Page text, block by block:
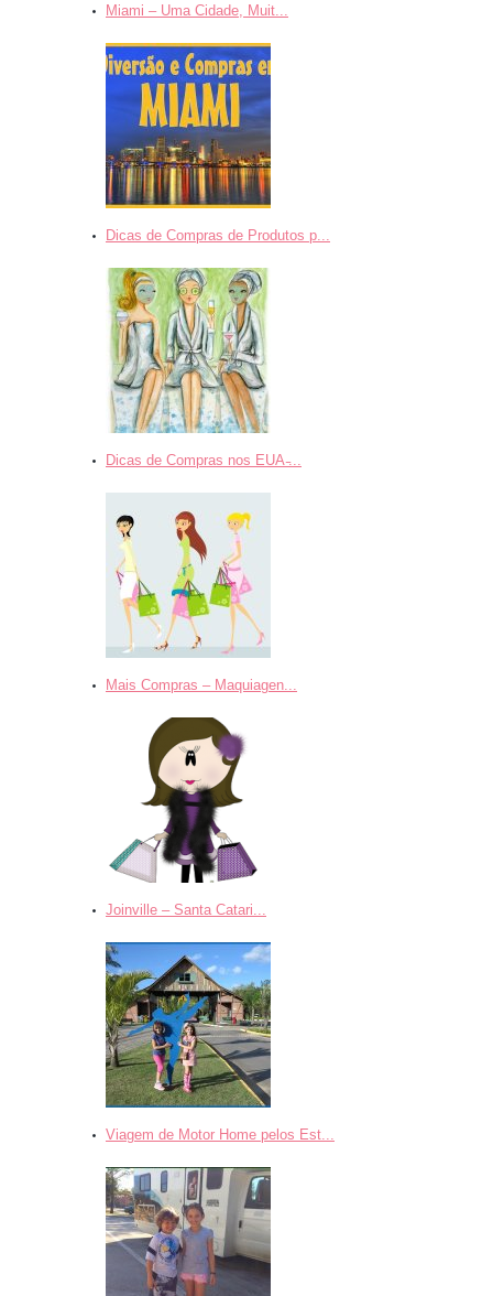
Miami – Uma Cidade, Muit...
Dicas de Compras de Produtos p...
Dicas de Compras nos EUA ̵...
Mais Compras – Maquiagen...
Joinville – Santa Catari...
Viagem de Motor Home pelos Est...